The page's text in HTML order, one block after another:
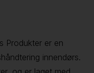
Produkter er en
innendørs.